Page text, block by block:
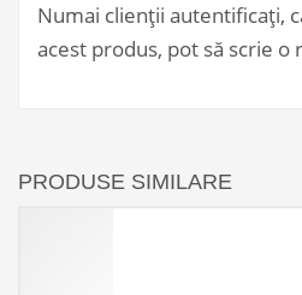
Numai clienții autentificați,
acest produs, pot să scrie o
PRODUSE SIMILARE